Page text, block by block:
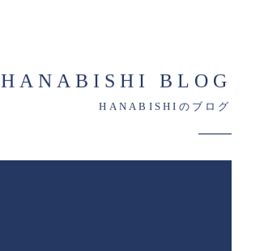
HANABISHI BLOG
HANABISHIのブログ